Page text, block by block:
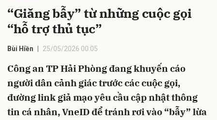
“Giăng bẫy” từ những cuộc gọi
“hỗ trợ thủ tục”
Bùi Hiền 25/05/2026 00:05
Công an TP Hải Phòng đang khuyến cáo
người dân cảnh giác trước các cuộc gọi,
đường link giả mạo yêu cầu cập nhật thông
tin cá nhân, VneID để tránh rơi vào “bẫy” lừa
Hủy